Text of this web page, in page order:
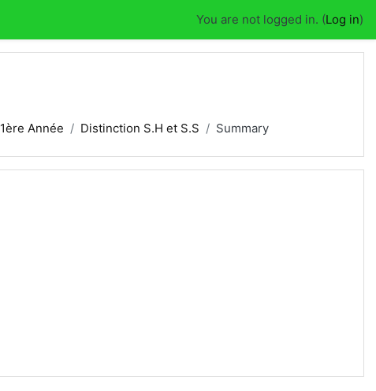
You are not logged in. (Log in)
1ère Année Distinction S.H et S.S Summary